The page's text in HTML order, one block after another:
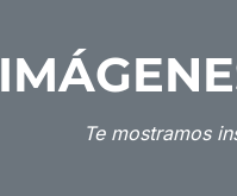
Te mostramos